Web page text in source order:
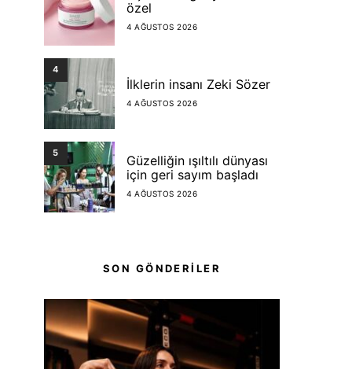
özel
4 AĞUSTOS 2026
4
İlklerin insanı Zeki Sözer
4 AĞUSTOS 2026
5
Güzelliğin ışıltılı dünyası
için geri sayım başladı
4 AĞUSTOS 2026
SON GÖNDERİLER